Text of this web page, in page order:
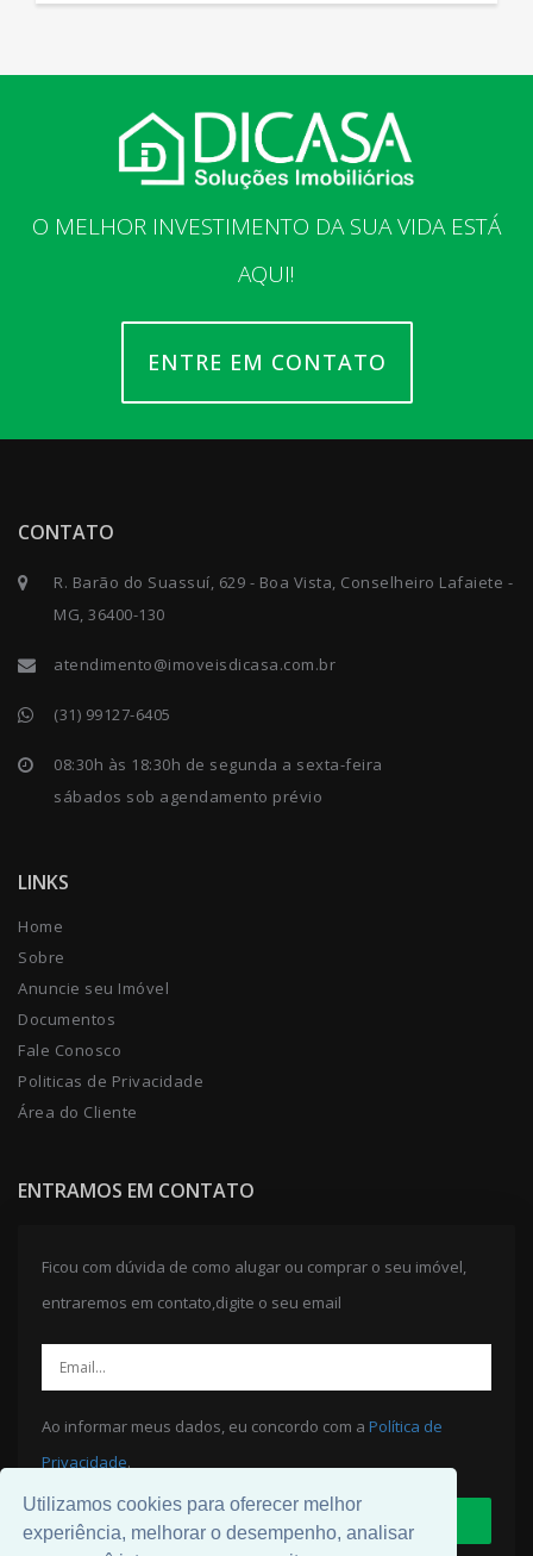
Utilizamos cookies para oferecer melhor
experiência, melhorar o desempenho, analisar
O MELHOR INVESTIMENTO DA SUA VIDA ESTÁ
AQUI!
ENTRE EM CONTATO
CONTATO
R. Barão do Suassuí, 629 - Boa Vista, Conselheiro Lafaiete -
MG, 36400-130
atendimento@imoveisdicasa.com.br
(31) 99127-6405
08:30h às 18:30h de segunda a sexta-feira
sábados sob agendamento prévio
LINKS
Home
Sobre
Anuncie seu Imóvel
Documentos
Fale Conosco
Politicas de Privacidade
Área do Cliente
ENTRAMOS EM CONTATO
Ficou com dúvida de como alugar ou comprar o seu imóvel,
entraremos em contato,digite o seu email
Ao informar meus dados, eu concordo com a Política de
Privacidade.